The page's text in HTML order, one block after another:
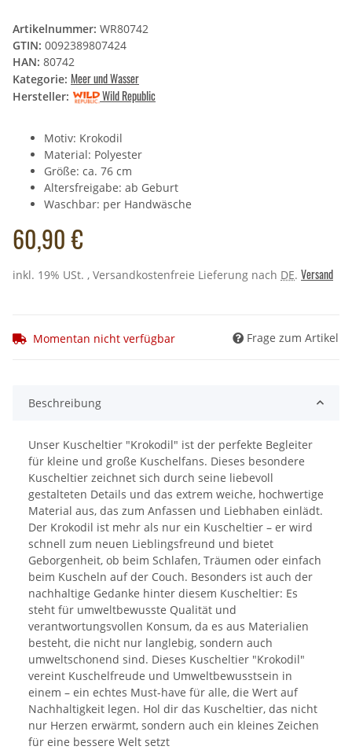
Artikelnummer: WR80742
GTIN: 0092389807424
HAN: 80742
Kategorie: Meer und Wasser
Hersteller: Wild Republic
Motiv: Krokodil
Material: Polyester
Größe: ca. 76 cm
Altersfreigabe: ab Geburt
Waschbar: per Handwäsche
60,90 €
inkl. 19% USt. , Versandkostenfreie Lieferung nach DE. Versand
Momentan nicht verfügbar Frage zum Artikel
Beschreibung
Unser Kuscheltier "Krokodil" ist der perfekte Begleiter
für kleine und große Kuschelfans. Dieses besondere
Kuscheltier zeichnet sich durch seine liebevoll
gestalteten Details und das extrem weiche, hochwertige
Material aus, das zum Anfassen und Liebhaben einlädt.
Der Krokodil ist mehr als nur ein Kuscheltier – er wird
schnell zum neuen Lieblingsfreund und bietet
Geborgenheit, ob beim Schlafen, Träumen oder einfach
beim Kuscheln auf der Couch. Besonders ist auch der
nachhaltige Gedanke hinter diesem Kuscheltier: Es
steht für umweltbewusste Qualität und
verantwortungsvollen Konsum, da es aus Materialien
besteht, die nicht nur langlebig, sondern auch
umweltschonend sind. Dieses Kuscheltier "Krokodil"
vereint Kuschelfreude und Umweltbewusstsein in
einem – ein echtes Must-have für alle, die Wert auf
Nachhaltigkeit legen. Hol dir das Kuscheltier, das nicht
nur Herzen erwärmt, sondern auch ein kleines Zeichen
für eine bessere Welt setzt